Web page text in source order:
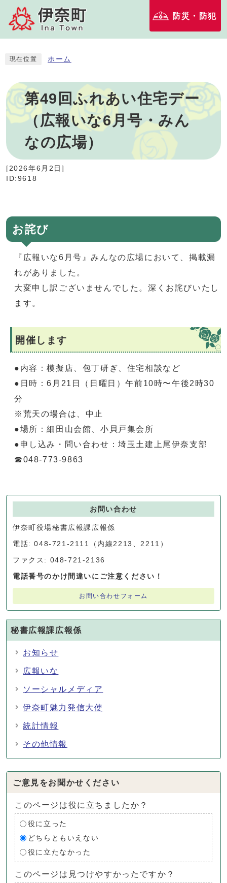
防災・防犯
現在位置 ホーム
第49回ふれあい住宅デー
（広報いな6月号・みん
なの広場）
[2026年6月2日]
ID:9618
お詫び
『広報いな6月号』みんなの広場において、掲載漏
れがありました。
大変申し訳ございませんでした。深くお詫びいたし
ます。
開催します
●内容：模擬店、包丁研ぎ、住宅相談など
●日時：6月21日（日曜日）午前10時〜午後2時30
分
※荒天の場合は、中止
●場所：細田山会館、小貝戸集会所
●申し込み・問い合わせ：埼玉土建上尾伊奈支部
☎048-773-9863
お問い合わせ
伊奈町役場秘書広報課広報係
電話: 048-721-2111（内線2213、2211）
ファクス: 048-721-2136
電話番号のかけ間違いにご注意ください！
お問い合わせフォーム
秘書広報課広報係
お知らせ
広報いな
ソーシャルメディア
伊奈町魅力発信大使
統計情報
その他情報
ご意見をお聞かせください
このページは役に立ちましたか？
役に立った
どちらともいえない
役に立たなかった
このページは見つけやすかったですか？